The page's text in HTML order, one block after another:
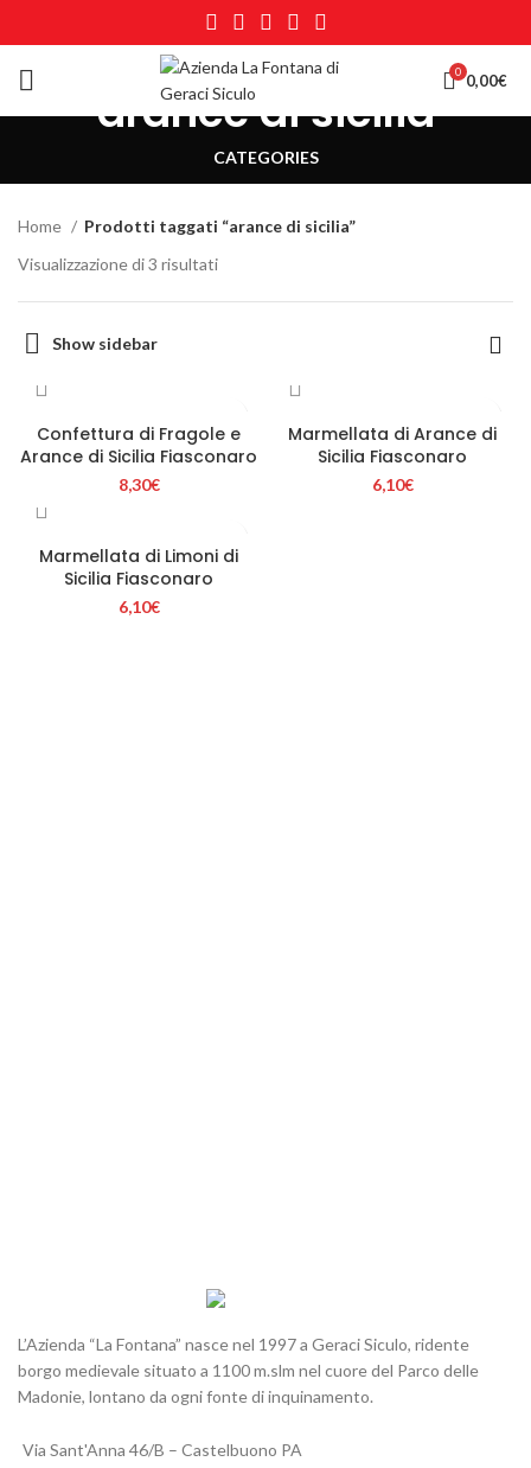
0 0,00€
arance di sicilia
CATEGORIES
Home
Prodotti taggati “arance di sicilia”
Visualizzazione di 3 risultati
Show sidebar
Confettura di Fragole e
Arance di Sicilia Fiasconaro
8,30€
Marmellata di Arance di
Sicilia Fiasconaro
6,10€
Marmellata di Limoni di
Sicilia Fiasconaro
6,10€
L’Azienda “La Fontana” nasce nel 1997 a Geraci Siculo, ridente
borgo medievale situato a 1100 m.slm nel cuore del Parco delle
Madonie, lontano da ogni fonte di inquinamento.
Via Sant'Anna 46/B – Castelbuono PA